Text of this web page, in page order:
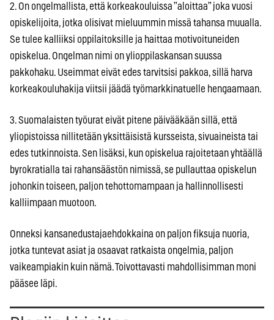
2. On ongelmallista, että korkeakouluissa ”aloittaa” joka vuosi
opiskelijoita, jotka olisivat mieluummin missä tahansa muualla.
Se tulee kalliiksi oppilaitoksille ja haittaa motivoituneiden
opiskelua. Ongelman nimi on ylioppilaskansan suussa
pakkohaku. Useimmat eivät edes tarvitsisi pakkoa, sillä harva
korkeakouluhakija viitsii jäädä työmarkkinatuelle hengaamaan.
3. Suomalaisten työurat eivät pitene päivääkään sillä, että
yliopistoissa nillitetään yksittäisistä kursseista, sivuaineista tai
edes tutkinnoista. Sen lisäksi, kun opiskelua rajoitetaan yhtäällä
byrokratialla tai rahansäästön nimissä, se pullauttaa opiskelun
johonkin toiseen, paljon tehottomampaan ja hallinnollisesti
kalliimpaan muotoon.
Onneksi kansanedustajaehdokkaina on paljon fiksuja nuoria,
jotka tuntevat asiat ja osaavat ratkaista ongelmia, paljon
vaikeampiakin kuin nämä. Toivottavasti mahdollisimman moni
pääsee läpi.